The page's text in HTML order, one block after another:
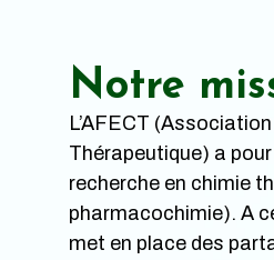
Notre
L’AFECT
Thérapeutique) a
recherche en chimie
pharmacochimie). A
met en place des